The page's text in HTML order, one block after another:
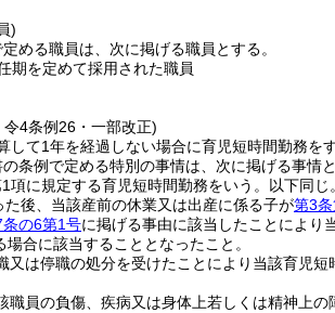
)
める職員は、次に掲げる職員とする。
期を定めて採用された職員
4条例26・一部改正)
して1年を経過しない場合に育児短時間勤務を
条例で定める特別の事情は、次に掲げる事情と
項に規定する育児短時間勤務をいう。以下同じ
後、当該産前の休業又は出産に係る子が第3
条の6第1号に掲げる事由に該当したことにより
場合に該当することとなったこと。
又は停職の処分を受けたことにより当該育児
職員の負傷、疾病又は身体上若しくは精神上